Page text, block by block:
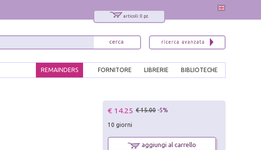
articoli: 0 pz.
BIBLIOTECHE
LIBRERIE
FORNITORE
REMAINDERS
€ 14.25 € 15.00 -5%
10 giorni
aggiungi al carrello
x
Interessato ai nostri libri?
Sarai informato delle nostre novità, potrai
comunque cancellarti quando desideri.